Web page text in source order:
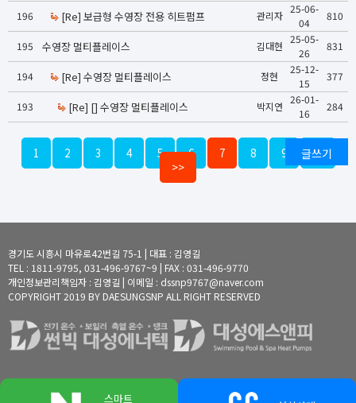
스마트
196 [Re] 보급형 수영장 전용 히트펌프 관리자
25-06-
04
810
195 수영장 멀티플레이스 김대현
25-05-
26
831
194 [Re] 수영장 멀티플레이스 정현
25-12-
15
377
193 [Re] [] 수영장 멀티플레이스 박지연
26-01-
16
284
1 2 3 4 5 6 7 8 9
10
>>
글쓰기
경기도 시흥시 마유로42번길 75-1 | 대표 : 김영길
TEL : 1811-9795, 031-496-9767~9 | FAX : 031-496-9770
개인정보관리책임자 : 김영길 | 이메일 : dssnp9767@naver.com
COPYRIGHT 2019 BY DAESUNGSNP ALL RIGHT RESERVED